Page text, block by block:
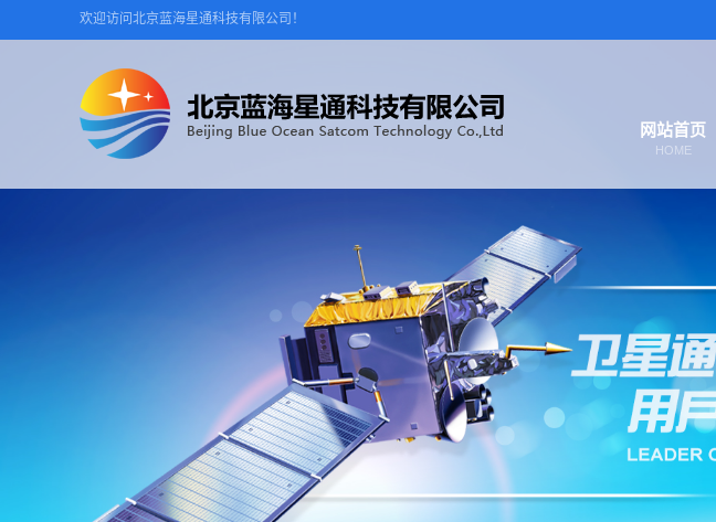
欢迎访问北京蓝海星通科技有限公司！
网站首页
HOME